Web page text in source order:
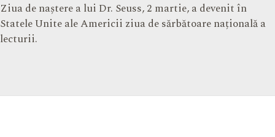
Ziua de naștere a lui Dr. Seuss, 2 martie, a devenit în
Statele Unite ale Americii ziua de sărbătoare națională a
lecturii.